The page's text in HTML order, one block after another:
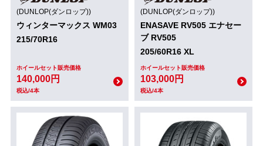
(DUNLOP(ダンロップ))
ウィンターマックス WM03
215/70R16
ホイールセット販売価格
140,000円
税込/4本
(DUNLOP(ダンロップ))
ENASAVE RV505 エナセー
ブ RV505
205/60R16 XL
ホイールセット販売価格
103,000円
税込/4本